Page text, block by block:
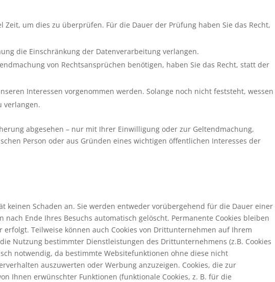
um dies zu überprüfen. Für die Dauer der Prüfung haben Sie das Recht,
die Einschränkung der Datenverarbeitung verlangen.
von Rechtsansprüchen benötigen, haben Sie das Recht, statt der
Interessen vorgenommen werden. Solange noch nicht feststeht, wessen
verlangen.
abgesehen – nur mit Ihrer Einwilligung oder zur Geltendmachung,
Person oder aus Gründen eines wichtigen öffentlichen Interesses der
keinen Schaden an. Sie werden entweder vorübergehend für die Dauer einer
Ende Ihres Besuchs automatisch gelöscht. Permanente Cookies bleiben
Teilweise können auch Cookies von Drittunternehmen auf Ihrem
Nutzung bestimmter Dienstleistungen des Drittunternehmens (z.B. Cookies
notwendig, da bestimmte Websitefunktionen ohne diese nicht
auszuwerten oder Werbung anzuzeigen. Cookies, die zur
Ihnen erwünschter Funktionen (funktionale Cookies, z. B. für die